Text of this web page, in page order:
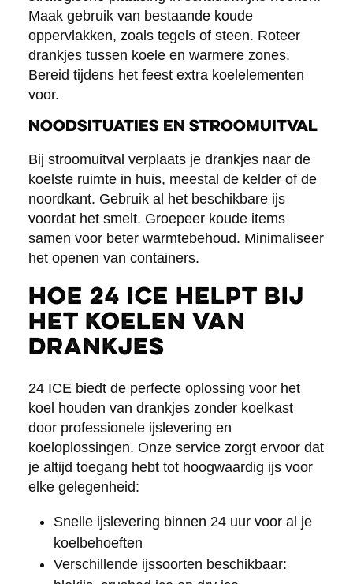
Maak gebruik van bestaande koude
oppervlakken, zoals tegels of steen. Roteer
drankjes tussen koele en warmere zones.
Bereid tijdens het feest extra koelelementen
voor.
Noodsituaties en stroomuitval
Bij stroomuitval verplaats je drankjes naar de
koelste ruimte in huis, meestal de kelder of de
noordkant. Gebruik al het beschikbare ijs
voordat het smelt. Groepeer koude items
samen voor beter warmtebehoud. Minimaliseer
het openen van containers.
Hoe 24 ICE helpt bij
het koelen van
drankjes
24 ICE biedt de perfecte oplossing voor het
koel houden van drankjes zonder koelkast
door professionele ijslevering en
koeloplossingen. Onze service zorgt ervoor dat
je altijd toegang hebt tot hoogwaardig ijs voor
elke gelegenheid:
Snelle ijslevering binnen 24 uur voor al je
koelbehoeften
Verschillende ijssoorten beschikbaar: